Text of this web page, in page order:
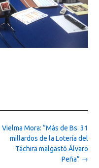
Vielma Mora: “Más de Bs. 31
millardos de la Lotería del
Táchira malgastó Álvaro
Peña” →